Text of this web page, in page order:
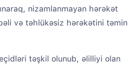
nizamlanmayan hərəkət
və təhlükəsiz hərəkətini təmin
təşkil olunub, əlilliyi olan